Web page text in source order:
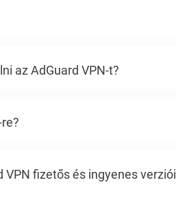
az AdGuard VPN-t?
VPN fizetős és ingyenes verziói